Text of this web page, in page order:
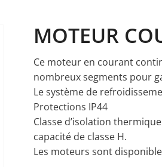
MOTEUR
Ce moteur en courant
nombreux segments pour
Le système de
Protections IP44
Classe d’isolation
capacité de classe H.
Les moteurs sont